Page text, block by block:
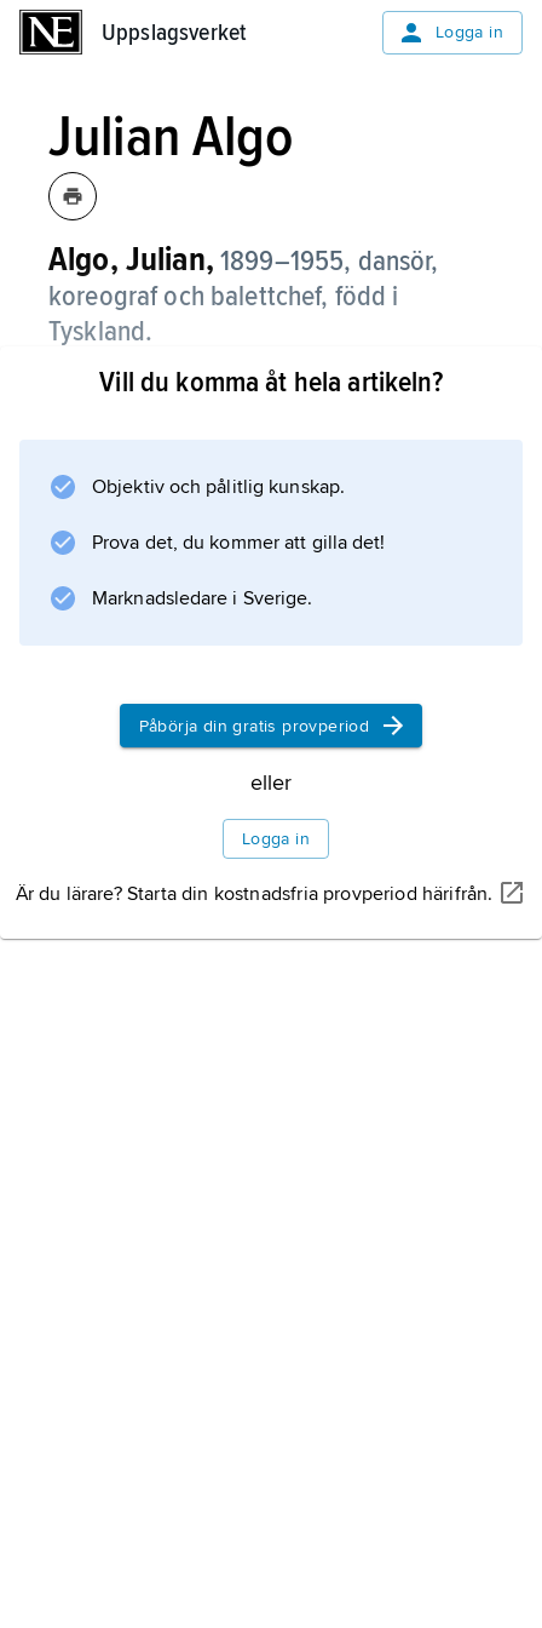
Uppslagsverket Logga in
Julian Algo
Algo, Julian, 1899–1955, dansör,
koreograf och balettchef, född i
Tyskland.
Efter en karriär som dansör och balettchef i
Operan skapade han ett tiotal baletter, varav
urpremiär i Ballets Russes. Flera av Algos
baletter hade ett komiskt anslag; dit hör
Orfeus
Information om artikeln
Vill du komma åt hela artikeln?
Objektiv och pålitlig kunskap.
Prova det, du kommer att gilla det!
Marknadsledare i Sverige.
Påbörja din gratis provperiod
eller
Logga in
Är du lärare? Starta din kostnadsfria provperiod härifrån.